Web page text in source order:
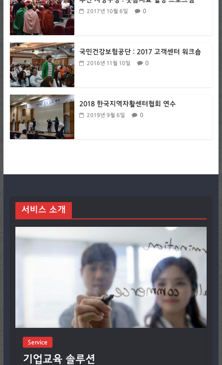
2017년 10월 6일 0
국민건강보험공단 : 2017 고객센터 워크숍
2016년 11월 10일 0
2018 한국지역자활센터협회 연수
2019년 9월 6일 0
서비스 소개
Service
기업교육 솔루션